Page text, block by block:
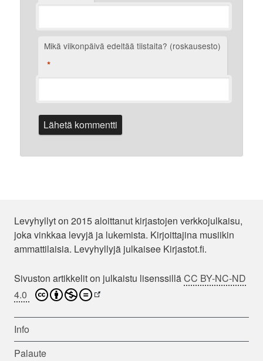
Mikä viikonpäivä edeltää tiistaita? (roskausesto)
*
Levyhyllyt on 2015 aloittanut kirjastojen verkkojulkaisu,
joka vinkkaa levyjä ja lukemista. Kirjoittajina musiikin
ammattilaisia. Levyhyllyjä julkaisee Kirjastot.fi.
Sivuston artikkelit on julkaistu lisenssilläCC BY-NC-ND
4.0
Info
Palaute